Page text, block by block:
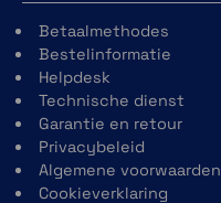
Betaalmethodes
Bestelinformatie
Helpdesk
Technische dienst
Garantie en retour
Privacybeleid
Algemene voorwaarden
Cookieverklaring